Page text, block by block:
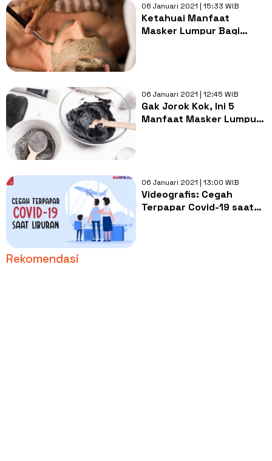
06 Januari 2021 | 15:33 WIB
Ketahuai Manfaat
Masker Lumpur Bagi
06 Januari 2021 | 12:45 WIB
Gak Jorok Kok, Ini 5
Manfaat Masker Lumpur
06 Januari 2021 | 13:00 WIB
Videografis: Cegah
Terpapar Covid-19 saat
Rekomendasi